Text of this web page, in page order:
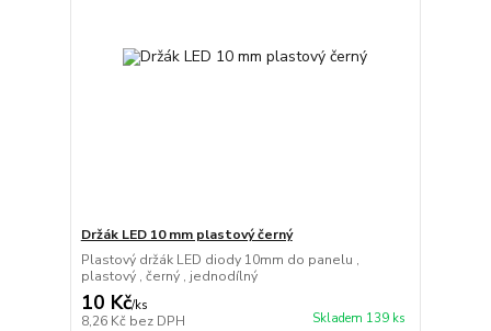
Držák LED 10 mm plastový černý
Plastový držák LED diody 10mm do panelu ,
plastový , černý , jednodílný
10 Kč/ks
8,26 Kč bez DPH Skladem 139 ks